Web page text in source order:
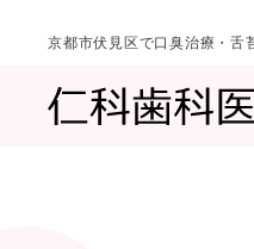
京都市伏見区で口臭治療・舌